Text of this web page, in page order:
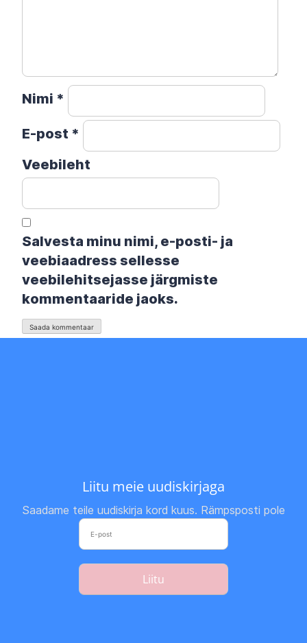
Nimi *
E-post *
Veebileht
Salvesta minu nimi, e-posti- ja
veebiaadress sellesse
veebilehitsejasse järgmiste
kommentaaride jaoks.
Liitu meie uudiskirjaga
Saadame teile uudiskirja kord kuus. Rämpsposti pole
Liitu